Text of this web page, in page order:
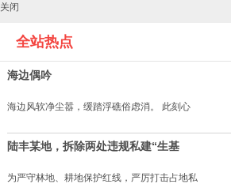
关闭
全站热点
海边偶吟
海边风软净尘嚣，缓踏浮礁俗虑消。 此刻心
陆丰某地，拆除两处违规私建“生基
为严守林地、耕地保护红线，严厉打击占地私